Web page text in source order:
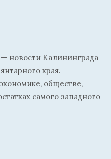
новости Калининграда
края.
обществе,
самого западного